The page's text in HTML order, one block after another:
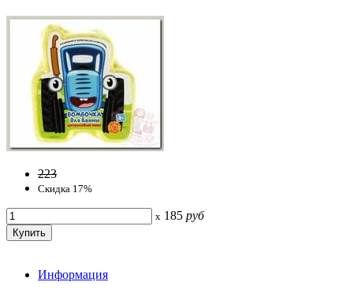
223
Скидка 17%
x 185 руб
Информация